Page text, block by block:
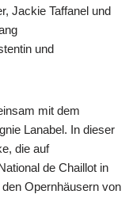
Jackie Taffanel und
und
mit dem
Lanabel. In dieser
die auf
de Chaillot in
Opernhäusern von